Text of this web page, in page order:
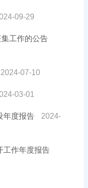
09-29
工作的公告
2024-07-10
03-01
年度报告
2024-
工作年度报告